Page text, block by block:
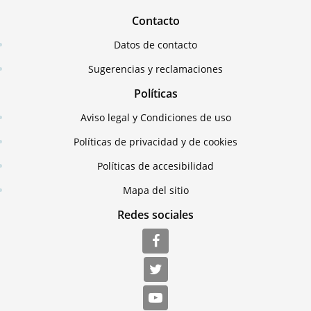
Contacto
Datos de contacto
Sugerencias y reclamaciones
Políticas
Aviso legal y Condiciones de uso
Políticas de privacidad y de cookies
Políticas de accesibilidad
Mapa del sitio
Redes sociales